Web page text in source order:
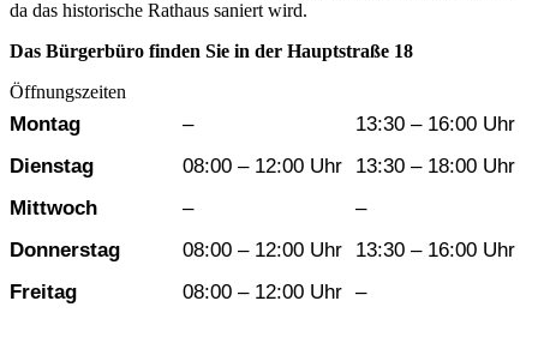
da das historische Rathaus saniert wird.
Das Bürgerbüro finden Sie in der Hauptstraße 18
Öffnungszeiten
Wochentag Vormittag
Montag –
13:30 – 16:00 Uhr
Dienstag
08:00 – 12:00 Uhr
13:30 – 18:00 Uhr
Mittwoch
–
–
Donnerstag
08:00 – 12:00 Uhr
13:30 – 16:00 Uhr
Freitag
08:00 – 12:00 Uhr –